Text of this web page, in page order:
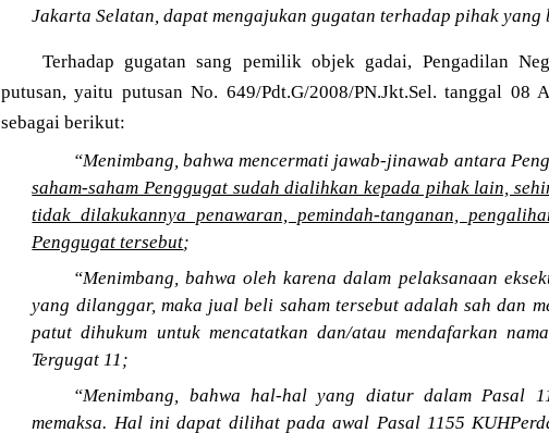
Jakarta Selatan, dapat mengajukan gugatan terhadap pihak yang
Terhadap gugatan sang pemilik objek gadai, Pengadilan
putusan, yaitu putusan No. 649/Pdt.G/2008/PN.Jkt.Sel. tanggal 08
sebagai berikut:
“Menimbang, bahwa mencermati jawab-jinawab antara
saham-saham Penggugat sudah dialihkan kepada pihak lain,
tidak dilakukannya penawaran, pemindah-tanganan,
Penggugat tersebut;
“Menimbang, bahwa oleh karena dalam pelaksanaan
yang dilanggar, maka jual beli saham tersebut adalah sah dan
patut dihukum untuk mencatatkan dan/atau mendafarkan
Tergugat 11;
“Menimbang, bahwa hal-hal yang diatur dalam Pasal
memaksa. Hal ini dapat dilihat pada awal Pasal 1155